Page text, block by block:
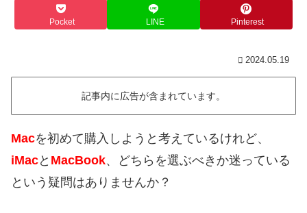
Pocket LINE Pinterest
2024.05.19
記事内に広告が含まれています。
Macを初めて購入しようと考えているけれど、
iMacと MacBook、どちらを選ぶべきか迷っている
という疑問はありませんか？